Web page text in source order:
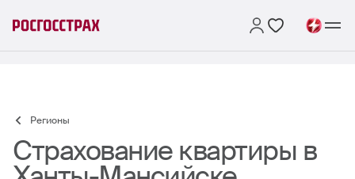
Регионы
Страхование квартиры в